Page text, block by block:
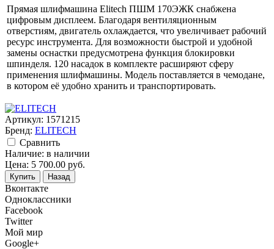
Прямая шлифмашина Elitech ПШМ 170ЭЖК снабжена
цифровым дисплеем. Благодаря вентиляционным
отверстиям, двигатель охлаждается, что увеличивает рабочий
ресурс инструмента. Для возможности быстрой и удобной
замены оснастки предусмотрена функция блокировки
шпинделя. 120 насадок в комплекте расширяют сферу
применения шлифмашины. Модель поставляется в чемодане,
в котором её удобно хранить и транспортировать.
Артикул: 1571215
Бренд: ELITECH
Cравнить
Наличие: в наличии
Цена: 5 700.00 руб.
Купить Назад
Вконтакте
Одноклассники
Facebook
Twitter
Мой мир
Google+